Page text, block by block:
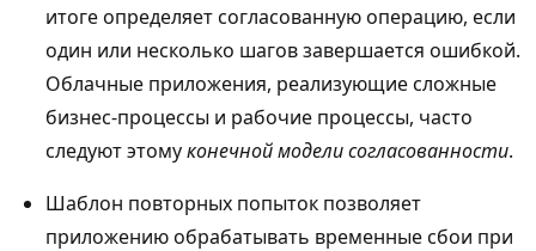
итоге определяет согласованную операцию, если
один или несколько шагов завершается ошибкой.
Облачные приложения, реализующие сложные
бизнес-процессы и рабочие процессы, часто
следуют этомуконечной модели согласованности.
Шаблон повторных попыток позволяет
приложению обрабатывать временные сбои при